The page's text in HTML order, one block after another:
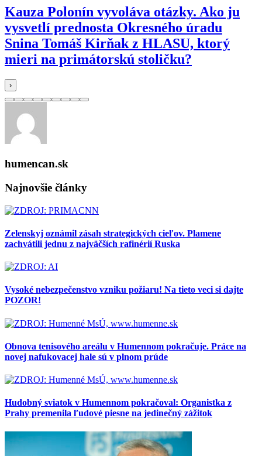
Kauza Polonín vyvoláva otázky. Ako ju
vysvetlí prednosta Okresného úradu
Snina Tomáš Kirňak z HLASU, ktorý
mieri na primátorskú stoličku?
›
humencan.sk
Najnovšie články
Zelenskyj oznámil zásah strategických cieľov. Plamene
zachvátili jednu z najväčších rafinérií Ruska
Vysoké nebezpečenstvo vzniku požiaru! Na tieto veci si dajte
POZOR!
Obnova tenisového areálu v Humennom pokračuje. Práce na
novej nafukovacej hale sú v plnom prúde
Hudobný sviatok v Humennom pokračoval: Organistka z
Prahy premenila ľudové piesne na jedinečný zážitok